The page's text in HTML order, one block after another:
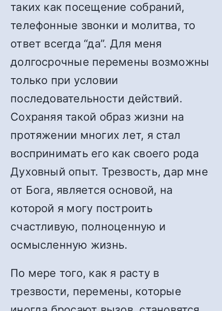
таких как посещение собраний,
телефонные звонки и молитва, то
ответ всегда “да”. Для меня
долгосрочные перемены возможны
только при условии
последовательности действий.
Сохраняя такой образ жизни на
протяжении многих лет, я стал
воспринимать его как своего рода
Духовный опыт. Трезвость, дар мне
от Бога, является основой, на
которой я могу построить
счастливую, полноценную и
осмысленную жизнь.
По мере того, как я расту в
трезвости, перемены, которые